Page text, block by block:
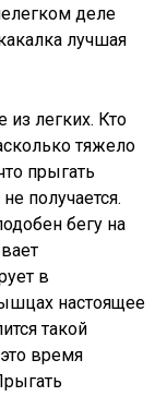
деле
лучшая
из легких. Кто
тяжело
прыгать
получается.
бегу на
в
настоящее
такой
время